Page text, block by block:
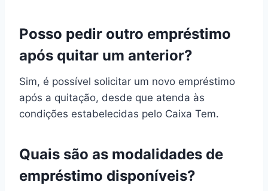
Posso pedir outro empréstimo
após quitar um anterior?
Sim, é possível solicitar um novo empréstimo
após a quitação, desde que atenda às
condições estabelecidas pelo Caixa Tem.
Quais são as modalidades de
empréstimo disponíveis?